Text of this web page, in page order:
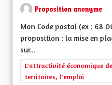
Proposition anonyme
Mon Code postal (ex : 68
proposition : la mise en
sur...
Filtrer les résultats de la
L'attractivité économique
territoires, l'emploi